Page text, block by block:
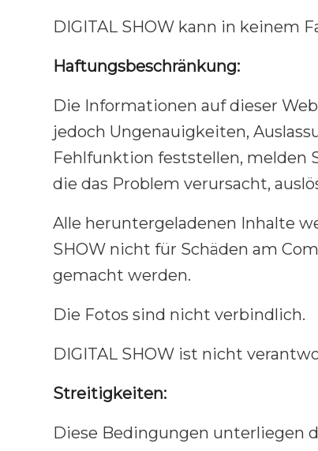
DIGITAL SHOW kann in keinem
Haftungsbeschränkung:
Die Informationen auf dieser
jedoch Ungenauigkeiten,
Fehlfunktion feststellen, melden
die das Problem verursacht,
Alle heruntergeladenen Inhalte
SHOW nicht für Schäden am
gemacht werden.
Die Fotos sind nicht verbindlich.
DIGITAL SHOW ist nicht
Streitigkeiten:
Diese Bedingungen unterliegen